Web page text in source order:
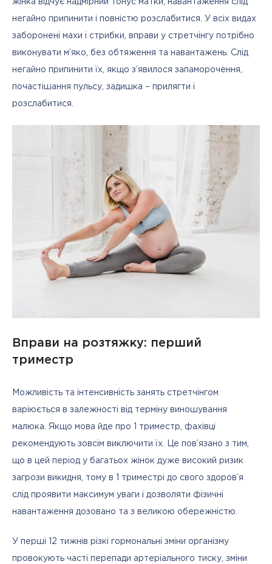
жінка відчує надмірний тонус матки, навантаження слід
негайно припинити і повністю розслабитися. У всіх видах
заборонені махи і стрибки, вправи у стретчінгу потрібно
виконувати м’яко, без обтяження та навантажень. Слід
негайно припинити їх, якщо з’явилося запаморочення,
почастішання пульсу, задишка – прилягти і
розслабитися.
Вправи на розтяжку: перший
триместр
Можливість та інтенсивність занять стретчінгом
варіюється в залежності від терміну виношування
малюка. Якщо мова йде про 1 триместр, фахівці
рекомендують зовсім виключити їх. Це пов’язано з тим,
що в цей період у багатьох жінок дуже високий ризик
загрози викидня, тому в 1 триместрі до свого здоров’я
слід проявити максимум уваги і дозволяти фізичні
навантаження дозовано та з великою обережністю.
У перші 12 тижнів різкі гормональні зміни організму
провокують часті перепади артеріального тиску, зміни